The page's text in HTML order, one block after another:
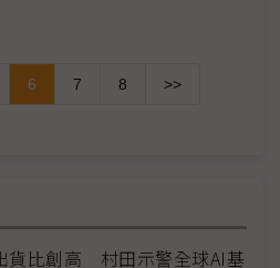
6 7 8 >>
貨比創高 村田示警全球AI基